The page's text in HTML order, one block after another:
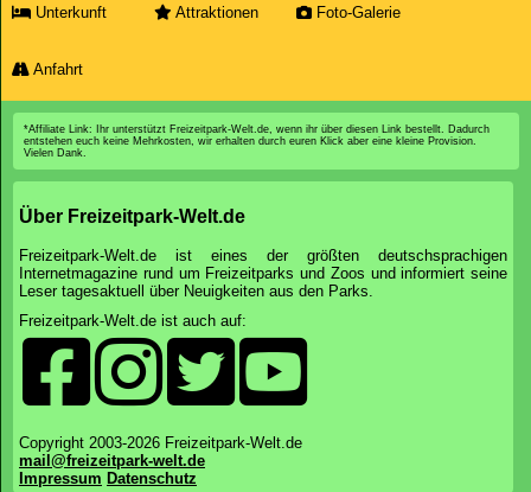
Unterkunft Attraktionen Foto-Galerie
Anfahrt
*Affiliate Link: Ihr unterstützt Freizeitpark-Welt.de, wenn ihr über diesen Link bestellt. Dadurch
entstehen euch keine Mehrkosten, wir erhalten durch euren Klick aber eine kleine Provision.
Vielen Dank.
Über Freizeitpark-Welt.de
Freizeitpark-Welt.de ist eines der größten deutschsprachigen
Internetmagazine rund um Freizeitparks und Zoos und informiert seine
Leser tagesaktuell über Neuigkeiten aus den Parks.
Freizeitpark-Welt.de ist auch auf:
Copyright 2003-2026 Freizeitpark-Welt.de
mail@freizeitpark-welt.de
Impressum Datenschutz